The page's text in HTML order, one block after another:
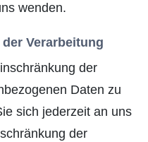
wenden.
Verarbeitung
der
Daten zu
sich jederzeit an uns
der